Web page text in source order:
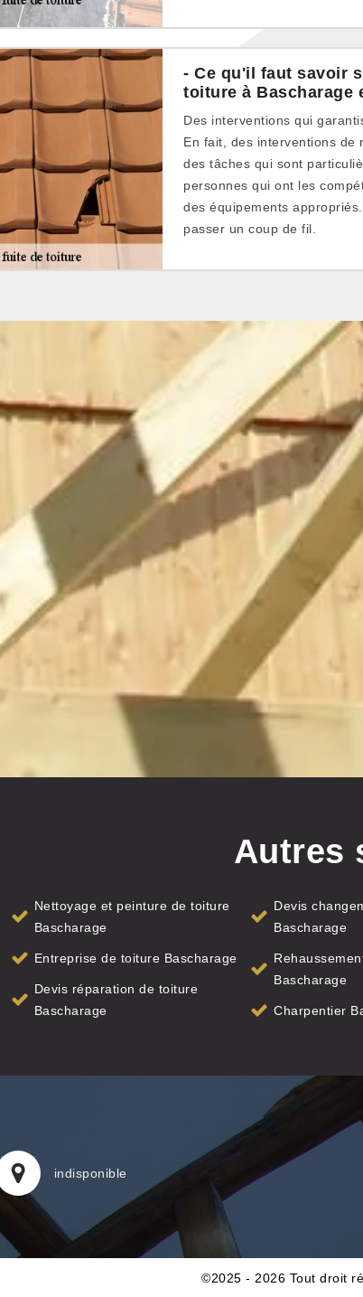
- Ce qu'il faut savoir
toiture à Bascharage
Des interventions qui
En fait, des interventions de
des tâches qui sont
personnes qui ont les
des équipements
passer un coup de fil.
Autres
Nettoyage et peinture de toiture
Bascharage
Entreprise de toiture Bascharage
Devis réparation de toiture
Bascharage
Devis
Bascharage
Bascharage
Charpentier
indisponible
©2025 - 2026 Tout droit